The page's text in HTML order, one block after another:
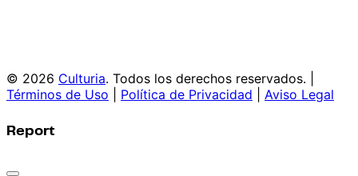
© 2026 Culturia. Todos los derechos reservados. |
Términos de Uso
Política de Privacidad Aviso Legal
Report